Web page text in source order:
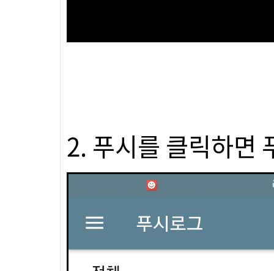
2. 푸시를 클릭하면